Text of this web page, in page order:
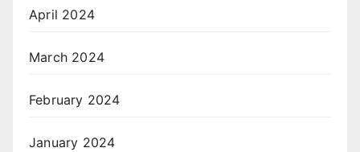
April 2024
March 2024
February 2024
January 2024